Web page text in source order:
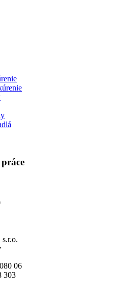
080 06
303